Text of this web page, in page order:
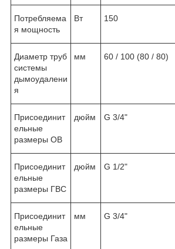
Потребляема
я мощность
Вт 150
Диаметр труб
системы
дымоудалени
я
мм 60 / 100 (80 / 80)
Присоединит
ельные
размеры ОВ
дюйм G 3/4"
Присоединит
ельные
размеры ГВС
дюйм G 1/2"
Присоединит
ельные
размеры Газа
мм G 3/4"